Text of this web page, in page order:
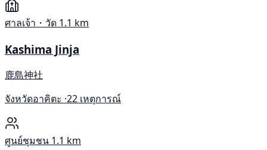
ศาลเจ้า・วัด 1.1 km
Kashima Jinja
鹿島神社
จังหวัดอาคิตะ ·22 เหตุการณ์
ศูนย์ชุมชน 1.1 km